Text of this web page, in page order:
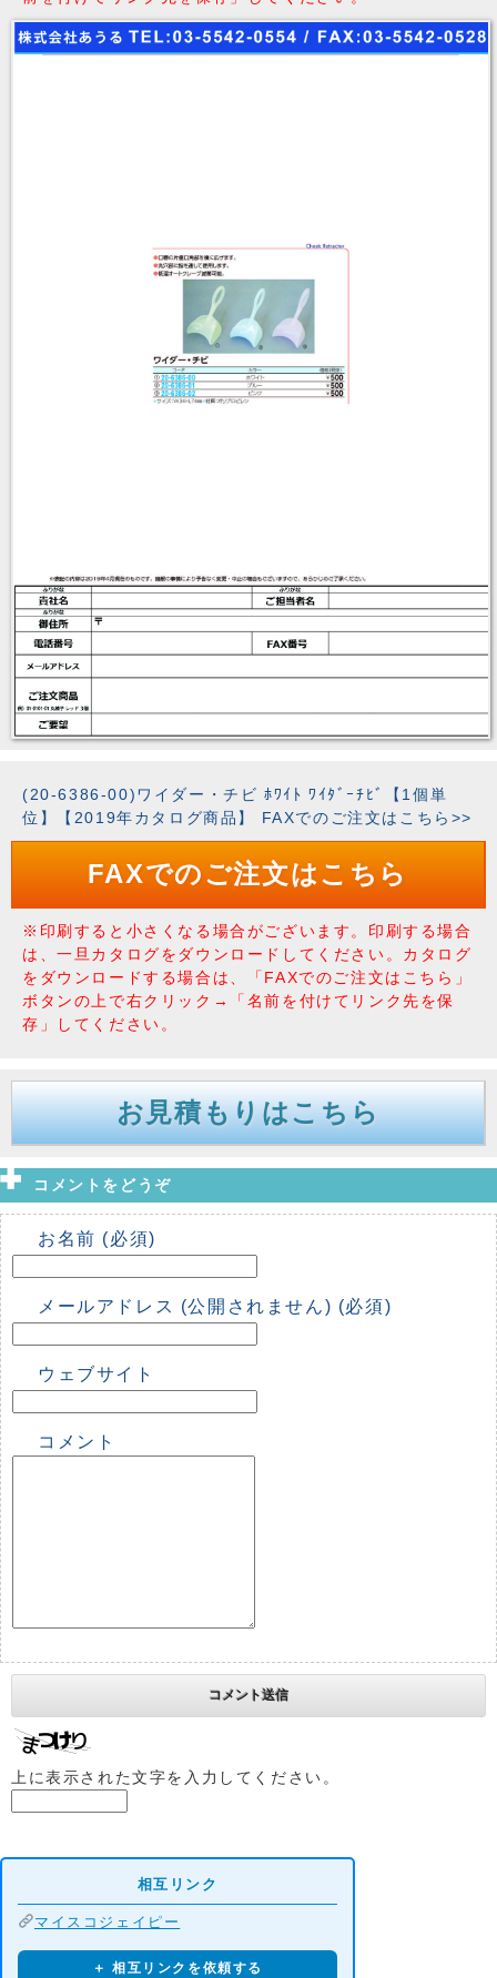
(20-6386-00)ワイダー・チビ ﾎﾜｲﾄ ﾜｲﾀﾞｰﾁﾋﾞ【1個単
位】【2019年カタログ商品】 FAXでのご注文はこちら>>
FAXでのご注文はこちら
※印刷すると小さくなる場合がございます。印刷する場合
は、一旦カタログをダウンロードしてください。カタログ
をダウンロードする場合は、「FAXでのご注文はこちら」
ボタンの上で右クリック→「名前を付けてリンク先を保
存」してください。
お見積もりはこちら
コメントをどうぞ
お名前 (必須)
メールアドレス (公開されません) (必須)
ウェブサイト
コメント
上に表示された文字を入力してください。
相互リンク
マイスコジェイピー
＋ 相互リンクを依頼する